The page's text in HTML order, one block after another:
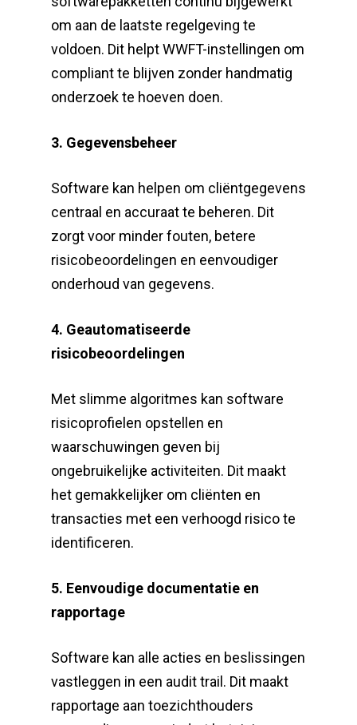
om aan de laatste regelgeving te
voldoen. Dit helpt WWFT-instellingen om
compliant te blijven zonder handmatig
onderzoek te hoeven doen.
3. Gegevensbeheer
Software kan helpen om cliëntgegevens
centraal en accuraat te beheren. Dit
zorgt voor minder fouten, betere
risicobeoordelingen en eenvoudiger
onderhoud van gegevens.
4. Geautomatiseerde
risicobeoordelingen
Met slimme algoritmes kan software
risicoprofielen opstellen en
waarschuwingen geven bij
ongebruikelijke activiteiten. Dit maakt
het gemakkelijker om cliënten en
transacties met een verhoogd risico te
identificeren.
5. Eenvoudige documentatie en
rapportage
Software kan alle acties en beslissingen
vastleggen in een audit trail. Dit maakt
rapportage aan toezichthouders